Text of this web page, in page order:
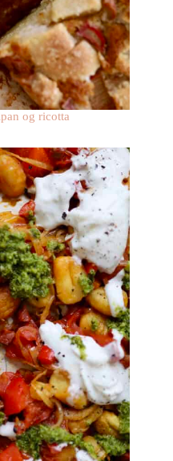
og ricotta